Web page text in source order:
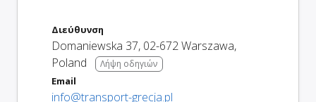
Διεύθυνση
Domaniewska 37, 02-672Warszawa,
Poland
Λήψη οδηγιών
Email
info@transport-grecja.pl